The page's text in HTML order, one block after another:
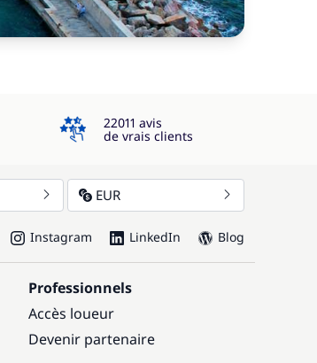
4.3
22011 avis
de vrais clients
EUR
Instagram LinkedIn Blog
Professionnels
Accès loueur
Devenir partenaire